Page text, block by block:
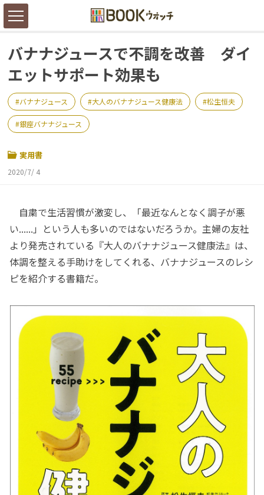
バナナジュースで不調を改善 ダイ
エットサポート効果も
バナナジュース 大人のバナナジュース健康法 松生恒夫
銀座バナナジュース
実用書
2020/7/ 4
自粛で生活習慣が激変し、「最近なんとなく調子が悪
い......」という人も多いのではないだろうか。主婦の友社
より発売されている『大人のバナナジュース健康法』は、
体調を整える手助けをしてくれる、バナナジュースのレシ
ピを紹介する書籍だ。